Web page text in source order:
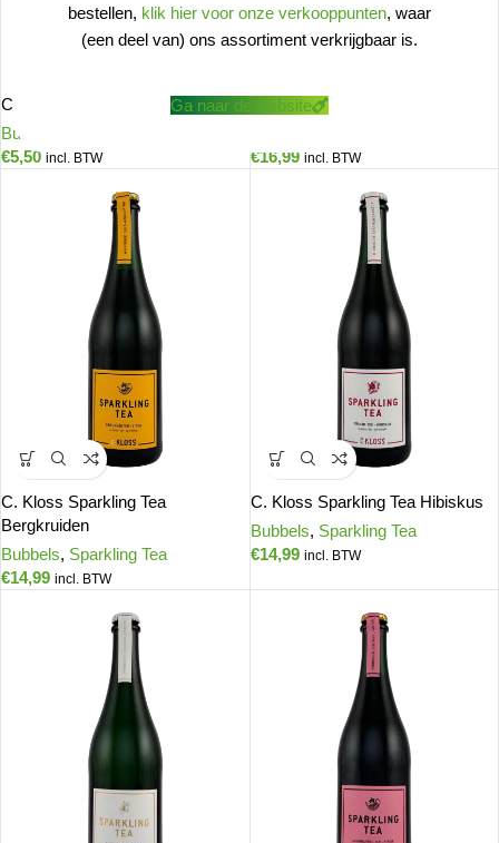
bestellen, klik hier voor onze verkooppunten, waar
(een deel van) ons assortiment verkrijgbaar is.
Ga naar de website
C Kloss Sparkling Tea Wit Piccolo
Bubbels
€5,50 incl. BTW
C. Kloss Sparkling Coffee
€16,99 incl. BTW
C. Kloss Sparkling Tea
Bergkruiden
Bubbels, Sparkling Tea
€14,99 incl. BTW
C. Kloss Sparkling Tea Hibiskus
Bubbels, Sparkling Tea
€14,99 incl. BTW